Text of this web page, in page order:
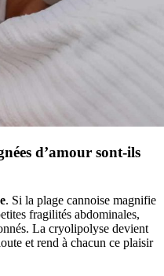
d’amour sont-ils
. Si la plage cannoise magnifie
fragilités abdominales,
La cryolipolyse devient
et rend à chacun ce plaisir